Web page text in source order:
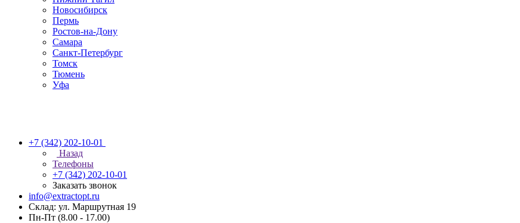
Новосибирск
Пермь
Ростов-на-Дону
Самара
Санкт-Петербург
Томск
Тюмень
Уфа
+7 (342) 202-10-01
Назад
Телефоны
+7 (342) 202-10-01
Заказать звонок
info@extractopt.ru
Склад: ул. Маршрутная 19
Пн-Пт (8.00 - 17.00)